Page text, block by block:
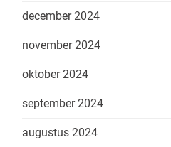
december 2024
november 2024
oktober 2024
september 2024
augustus 2024